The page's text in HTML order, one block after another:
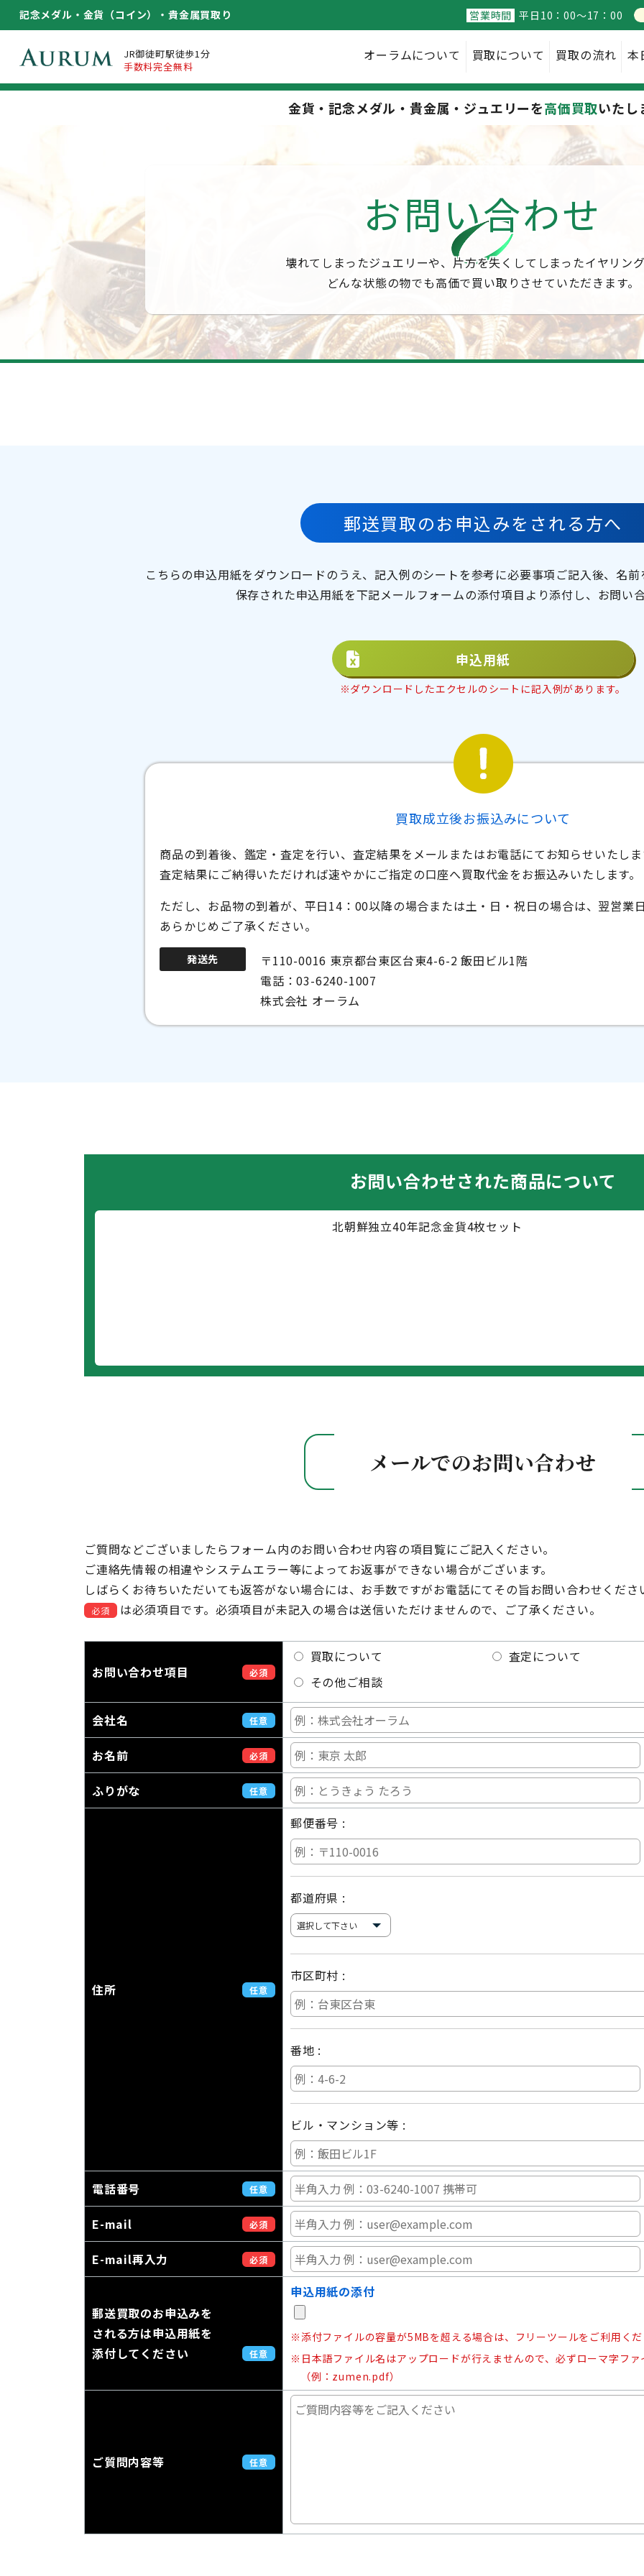
JR御徒町駅徒歩1分
手数料完全無料
オーラムについて 買取について 買取の流れ 本
記念メダル・金貨（コイン）・貴金属買取り 営業時間 平日10：00～17：00
金貨・記念メダル・貴金属・ジュエリーを高価買取いたし
お問い合わせ
壊れてしまったジュエリーや、片方を失くしてしまったイヤリン
どんな状態の物でも高価で買い取りさせていただきます。
郵送買取のお申込みを される方へ
こちらの申込用紙をダウンロードのうえ、記入例のシートを参考に必要事項ご記入後、名
保存された申込用紙を下記メールフォームの添付項目より添付し、お問い
申込用紙
※ダウンロードしたエクセルのシートに記入例があります。
買取成立後お振込みについて
商品の到着後、鑑定・査定を行い、査定結果をメールまたはお電話にてお知らせいたし
査定結果にご納得いただければ速やかにご指定の口座へ買取代金をお振込みいたします。
ただし、お品物の到着が、平日14：00以降の場合または土・日・祝日の場合は、翌営業
あらかじめご了承ください。
発送先 〒110-0016 東京都台東区台東4-6-2 飯田ビル1階
電話：03-6240-1007
株式会社 オーラム
お問い合わせされた商品について
北朝鮮独立40年記念金貨4枚セット
メールでのお問い合わせ
ご質問などございましたらフォーム内のお問い合わせ内容の項目覧にご記入ください。
ご連絡先情報の相違やシステムエラー等によってお返事ができない場合がございます。
しばらくお待ちいただいても返答がない場合には、お手数ですがお電話にてその旨お問い合わせくださ
必須 は必須項目です。必須項目が未記入の場合は送信いただけませんので、ご了承ください。
お問い合わせ項目 必須
買取について
査定について
その他ご相談
会社名 任意
お名前 必須
ふりがな 任意
住所 任意
郵便番号 :
都道府県 :
市区町村 :
番地 :
ビル・マンション等 :
電話番号 任意
E-mail 必須
E-mail再入力 必須
郵送買取のお申込みを
される方は申込用紙を
添付してください
任意
申込用紙の添付
※添付ファイルの容量が5MBを超える場合は、フリーツールをご利用く
※日本語ファイル名はアップロードが行えませんので、必ずローマ字フ
（例：zumen.pdf）
ご質問内容等 任意